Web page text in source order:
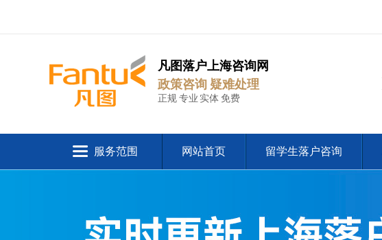
凡图落户上海咨询网
政策咨询 疑难处理
正规 专业 实体 免费
服务范围 网站首页 留学生落户咨询